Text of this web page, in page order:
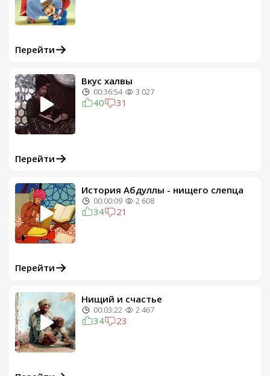
Перейти
Вкус халвы
00:36:54 3 027
40 31
Перейти
История Абдуллы - нищего слепца
00:00:09 2 608
34 21
Перейти
Нищий и счастье
00:03:22 2 467
34 23